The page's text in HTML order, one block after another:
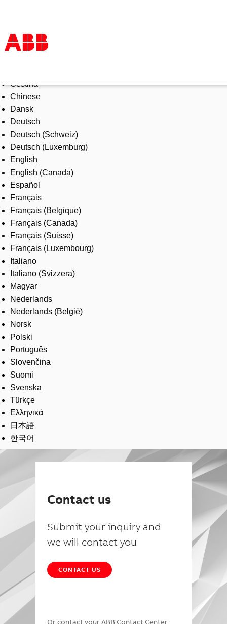
Products & Solutions
Industries
Services
About us
Where to buy
Contact us
Careers
Čeština
Chinese
Dansk
Deutsch
Deutsch (Schweiz)
Deutsch (Luxemburg)
English
English (Canada)
Español
Français
Français (Belgique)
Français (Canada)
Français (Suisse)
Français (Luxembourg)
Italiano
Italiano (Svizzera)
Magyar
Nederlands
Nederlands (België)
Norsk
Polski
Português
Slovenčina
Suomi
Svenska
Türkçe
Ελληνικά
日本語
한국어
Contact us
Submit your inquiry and
we will contact you
CONTACT US
Or contact your ABB Contact Center